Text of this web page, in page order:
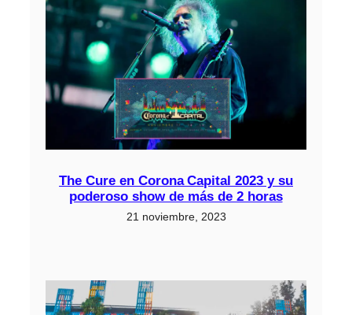
The Cure en Corona Capital 2023 y su
poderoso show de más de 2 horas
21 noviembre, 2023